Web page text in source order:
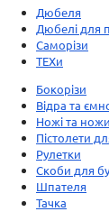
Дюбеля
Дюбелі для
Саморізи
ТЕХи
Бокорізи
Відра та
Ножі та
Пістолети
Рулетки
Скоби для
Шпателя
Тачка